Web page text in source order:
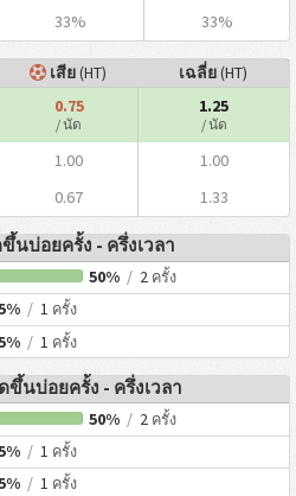
33% 33%
เสีย(HT) เฉลี่ย(HT)
0.75
/ นัด
1.25
/ นัด
1.00 1.00
0.67 1.33
นบ่อยครั้ง - ครึ่งเวลา
50% / 2 ครั้ง
/1 ครั้ง
/1 ครั้ง
ขึ้นบ่อยครั้ง - ครึ่งเวลา
50% / 2 ครั้ง
/1 ครั้ง
/1 ครั้ง